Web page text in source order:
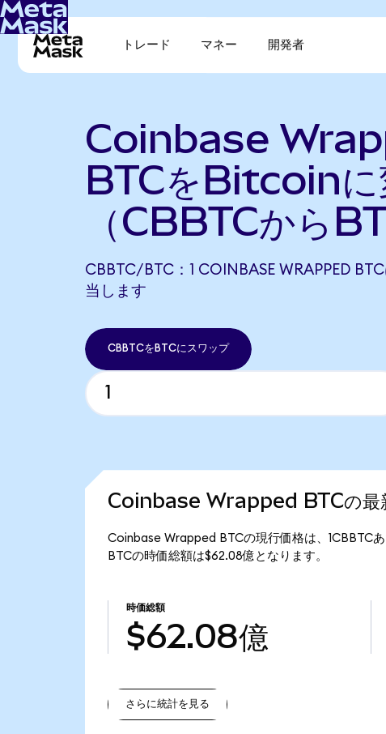
トレード マネー 開発者
Coinbase
BTCをBitcoinに
（CBBTCから
CBBTC/BTC：1 COINBASE WRAPPED
当します
CBBTCをBTCにスワップ
Coinbase Wrapped BTCの最
Coinbase Wrapped BTCの現行価格は、1CBBTC
BTCの時価総額は$62.08億となります。
時価総額
$62.08億
さらに統計を見る